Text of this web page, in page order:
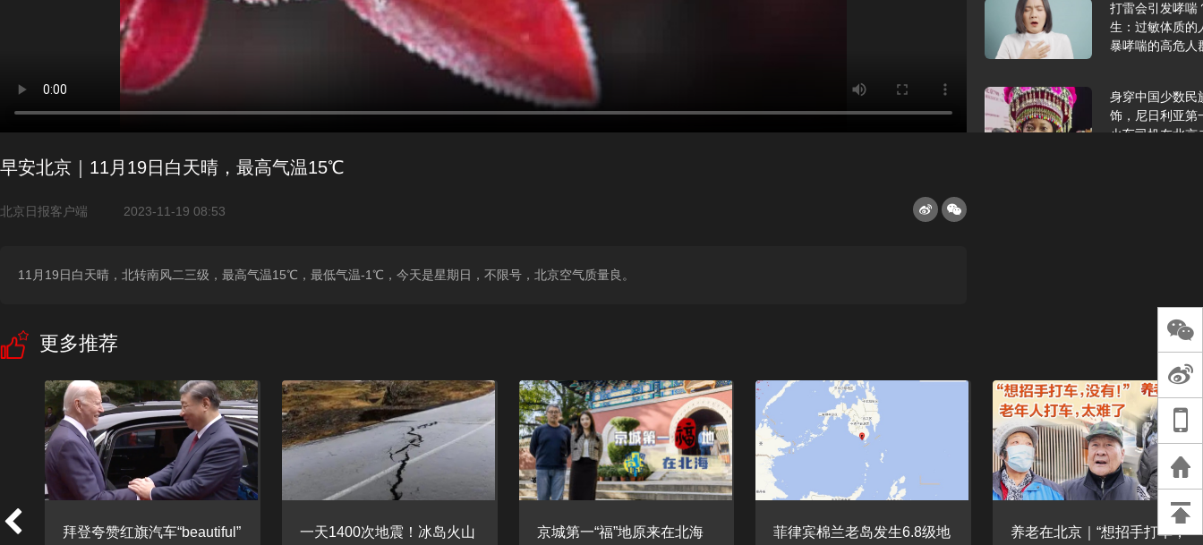
打雷会引发哮喘
生：过敏体质的
暴哮喘的高危人
身穿中国少数民
饰，尼日利亚第
火车司机在北京
谈过去 谈谈未来
天桥艺术中心一
演出，国际项目
重庆一高校学生
死，官方通报：
刑案，网传遗体
等信息不实
早安北京｜11月19日白天晴，最高气温15℃
北京日报客户端 2023-11-19 08:53
11月19日白天晴，北转南风二三级，最高气温15℃，最低气温-1℃，今天是星期日，不限号，北京空气质量良。
更多推荐
拜登夸赞红旗汽车“beautiful”
一天1400次地震！冰岛火山
京城第一“福”地原来在北海
菲律宾棉兰老岛发生6.8级地
养老在北京｜“想招手打车，